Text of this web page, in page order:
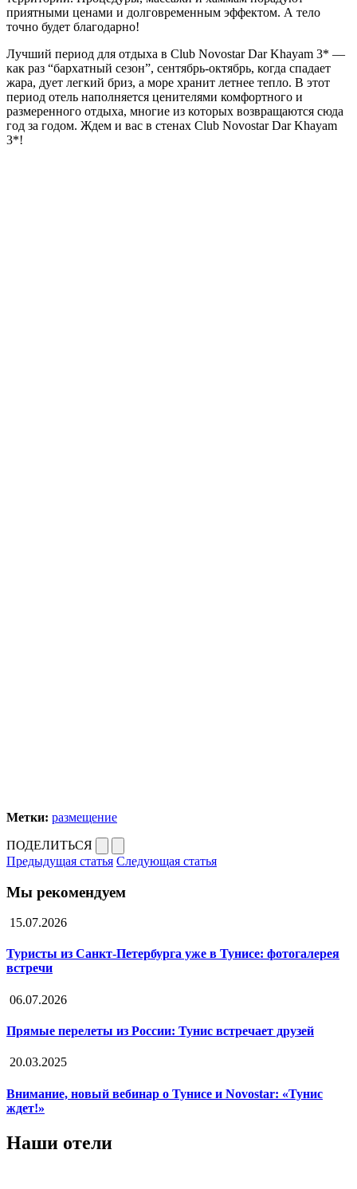
приятными ценами и долговременным эффектом. А тело
точно будет благодарно!
Лучший период для отдыха в Club Novostar Dar Khayam 3* —
как раз “бархатный сезон”, сентябрь-октябрь, когда спадает
жара, дует легкий бриз, а море хранит летнее тепло. В этот
период отель наполняется ценителями комфортного и
размеренного отдыха, многие из которых возвращаются сюда
год за годом. Ждем и вас в стенах Club Novostar Dar Khayam
3*!
Метки: размещение
ПОДЕЛИТЬСЯ
Предыдущая статья Следующая статья
Мы рекомендуем
15.07.2026
Туристы из Санкт-Петербурга уже в Тунисе: фотогалерея
встречи
06.07.2026
Прямые перелеты из России: Тунис встречает друзей
20.03.2025
Внимание, новый вебинар о Тунисе и Novostar: «Тунис
ждет!»
Наши отели